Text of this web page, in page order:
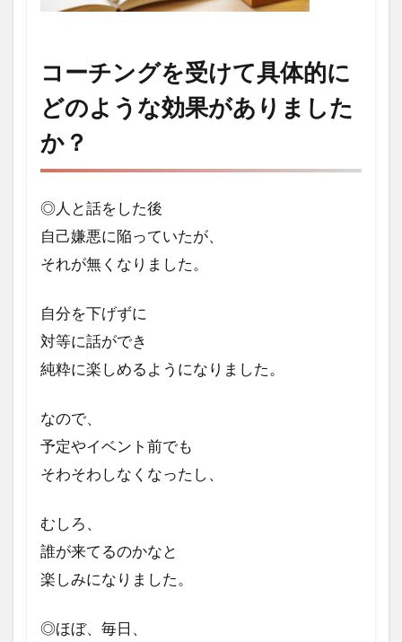
コーチングを受けて具体的に
どのような効果がありました
か？
◎人と話をした後
自己嫌悪に陥っていたが、
それが無くなりました。
自分を下げずに
対等に話ができ
純粋に楽しめるようになりました。
なので、
予定やイベント前でも
そわそわしなくなったし、
むしろ、
誰が来てるのかなと
楽しみになりました。
◎ほぼ、毎日、